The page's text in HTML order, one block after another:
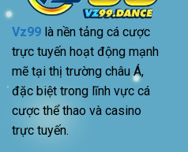
Vz99 là nền tảng cá cược
trực tuyến hoạt động mạnh
mẽ tại thị trường châu Á,
đặc biệt trong lĩnh vực cá
cược thể thao và casino
trực tuyến.